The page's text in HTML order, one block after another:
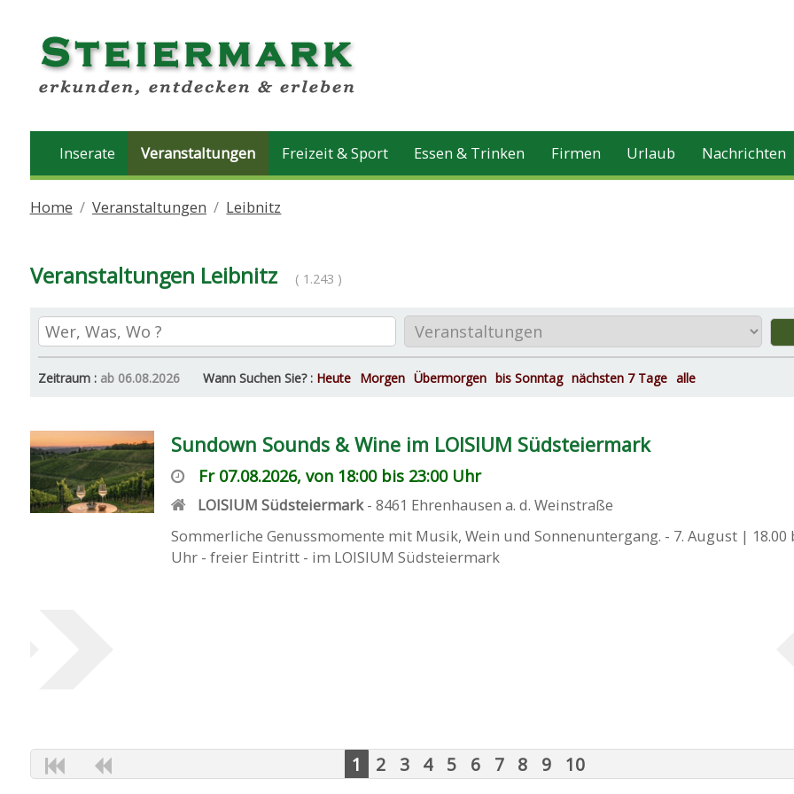
Inserate Veranstaltungen Freizeit & Sport Essen & Trinken Firmen Urlaub Nachrichten
Home Veranstaltungen Leibnitz
Veranstaltungen Leibnitz ( 1.243 )
Zeitraum : ab 06.08.2026 Wann Suchen Sie? : Heute Morgen Übermorgen bis Sonntag nächsten 7 Tage alle
Sundown Sounds & Wine im LOISIUM Südsteiermark
Fr 07.08.2026, von 18:00 bis 23:00 Uhr
LOISIUM Südsteiermark-8461 Ehrenhausen a. d. Weinstraße
Sommerliche Genussmomente mit Musik, Wein und Sonnenuntergang. - 7. August | 18.00
Uhr - freier Eintritt - im LOISIUM Südsteiermark
1 2 3 4 5 6 7 8 9 10